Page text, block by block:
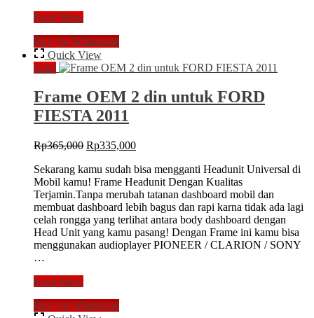
Frame
double
din
SUZUKI
2007-
2013
Read More
Buy via WhatsApp
Quick View
Sale!
Frame OEM 2 din untuk FORD
FIESTA 2011
Rp365,000 Original
was:
Rp365,000.
Rp335,000Current
is:
Rp335,000.
Sekarang kamu sudah bisa mengganti Headunit Universal di
Mobil kamu! Frame Headunit Dengan Kualitas
Terjamin.Tanpa merubah tatanan dashboard mobil dan
membuat dashboard lebih bagus dan rapi karna tidak ada lagi
celah rongga yang terlihat antara body dashboard dengan
Head Unit yang kamu pasang! Dengan Frame ini kamu bisa
menggunakan audioplayer PIONEER / CLARION / SONY
…
Frame
2
Read More
Buy via WhatsApp